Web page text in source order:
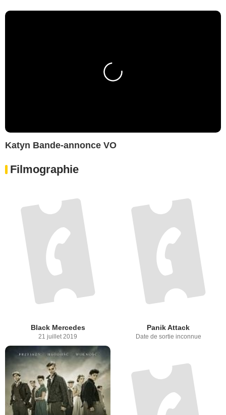
Katyn Bande-annonce VO
Filmographie
Black Mercedes
21 juillet 2019
Panik Attack
Date de sortie inconnue